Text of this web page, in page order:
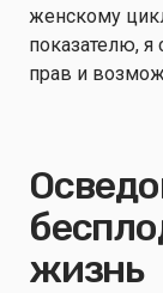
женскому
показателю,
прав и
жизнь